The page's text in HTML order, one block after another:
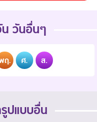
น วันอื่นๆ
ฤ. ศ. ส.
ปแบบอื่น